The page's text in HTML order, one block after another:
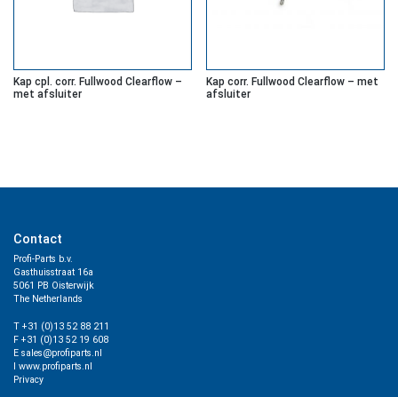
Kap cpl. corr. Fullwood Clearflow –
met afsluiter
Kap corr. Fullwood Clearflow – met
afsluiter
Contact
Profi-Parts b.v.
Gasthuisstraat 16a
5061 PB Oisterwijk
The Netherlands
T +31 (0)13 52 88 211
F +31 (0)13 52 19 608
E sales@profiparts.nl
I www.profiparts.nl
Privacy